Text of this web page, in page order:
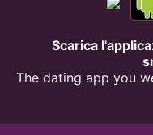
Scarica
The dating app you